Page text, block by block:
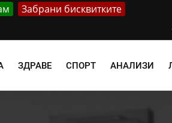
Забрани бисквитките
ЗДРАВЕ СПОРТ АНАЛИЗИ